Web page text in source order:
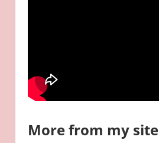
More from my site